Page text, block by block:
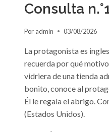
Consulta
Por admin 03/08/2026
La protagonista es
recuerda por qué
vidriera de una tienda
bonito, conoce al
Él le regala el abrigo.
(Estados Unidos).